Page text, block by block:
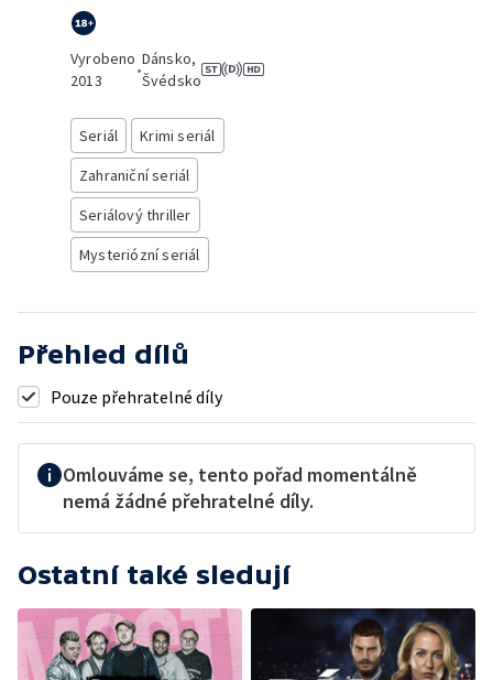
Vyrobeno
2013
•
Dánsko,
Švédsko
Seriál
Krimi seriál
Zahraniční seriál
Seriálový thriller
Mysteriózní seriál
Přehled dílů
Pouze přehratelné díly
Omlouváme se, tento pořad momentálně
nemá žádné přehratelné díly.
Ostatní také sledují